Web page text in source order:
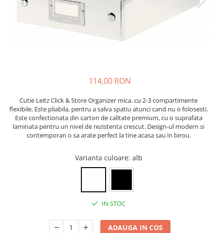
Capsatoare, capse si perforatoare
Caiete si blocnotesuri
Dosare, folii protectie si mape
Instrumente de scris
Pixuri de plastic
Pixuri metalice
Pixuri cu gel
Seturi de scris Premium
Creioane mecanice si grafit
114,00 RON
Cutie Leitz Click & Store Organizer mica. cu 2-3 compartimente
flexibile. Este pliabila, pentru a salva spatiu atunci cand nu o folosesti.
Este confectionata din carton de calitate premium, cu o suprafata
laminata pentru un nivel de rezistenta crescut. Design-ul modern si
contemporan o sa arate perfect la tine acasa sau in birou.
Varianta culoare: alb
IN STOC
ADAUGA IN COS